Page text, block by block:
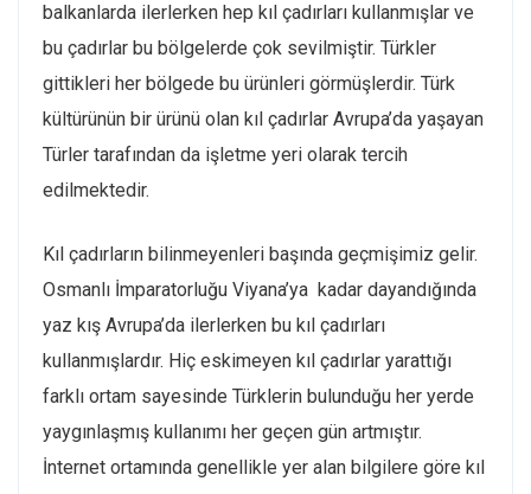
balkanlarda ilerlerken hep kıl çadırları kullanmışlar ve
bu çadırlar bu bölgelerde çok sevilmiştir. Türkler
gittikleri her bölgede bu ürünleri görmüşlerdir. Türk
kültürünün bir ürünü olan kıl çadırlar Avrupa’da yaşayan
Türler tarafından da işletme yeri olarak tercih
edilmektedir.
Kıl çadırların bilinmeyenleri başında geçmişimiz gelir.
Osmanlı İmparatorluğu Viyana’ya kadar dayandığında
yaz kış Avrupa’da ilerlerken bu kıl çadırları
kullanmışlardır. Hiç eskimeyen kıl çadırlar yarattığı
farklı ortam sayesinde Türklerin bulunduğu her yerde
yaygınlaşmış kullanımı her geçen gün artmıştır.
İnternet ortamında genellikle yer alan bilgilere göre kıl